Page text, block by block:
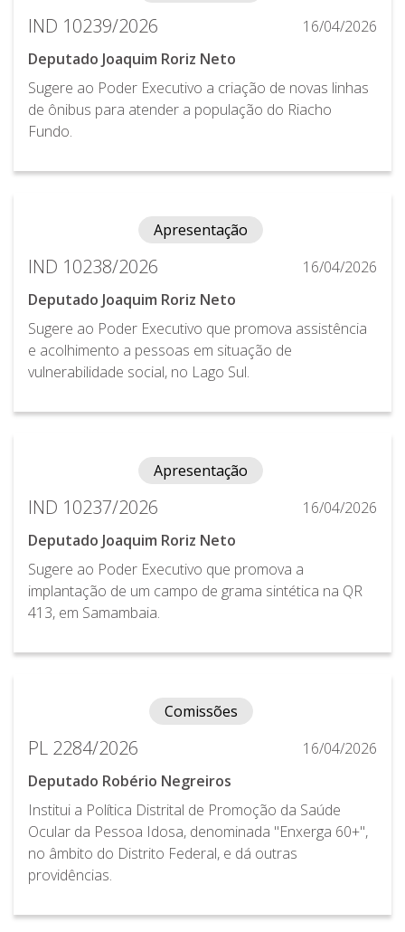
IND 10239/2026
16/04/2026
Deputado Joaquim Roriz Neto
Sugere ao Poder Executivo a criação de novas linhas
de ônibus para atender a população do Riacho
Fundo.
Apresentação
IND 10238/2026
16/04/2026
Deputado Joaquim Roriz Neto
Sugere ao Poder Executivo que promova assistência
e acolhimento a pessoas em situação de
vulnerabilidade social, no Lago Sul.
Apresentação
IND 10237/2026
16/04/2026
Deputado Joaquim Roriz Neto
Sugere ao Poder Executivo que promova a
implantação de um campo de grama sintética na QR
413, em Samambaia.
Comissões
PL 2284/2026
16/04/2026
Deputado Robério Negreiros
Institui a Política Distrital de Promoção da Saúde
Ocular da Pessoa Idosa, denominada "Enxerga 60+",
no âmbito do Distrito Federal, e dá outras
providências.